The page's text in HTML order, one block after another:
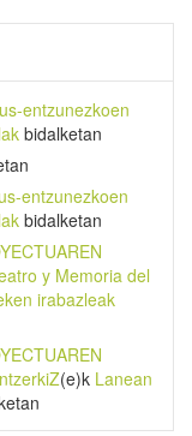
entzunezkoen
bidalketan
entzunezkoen
bidalketan
y Memoria del
irabazleak
(e)k Lanean